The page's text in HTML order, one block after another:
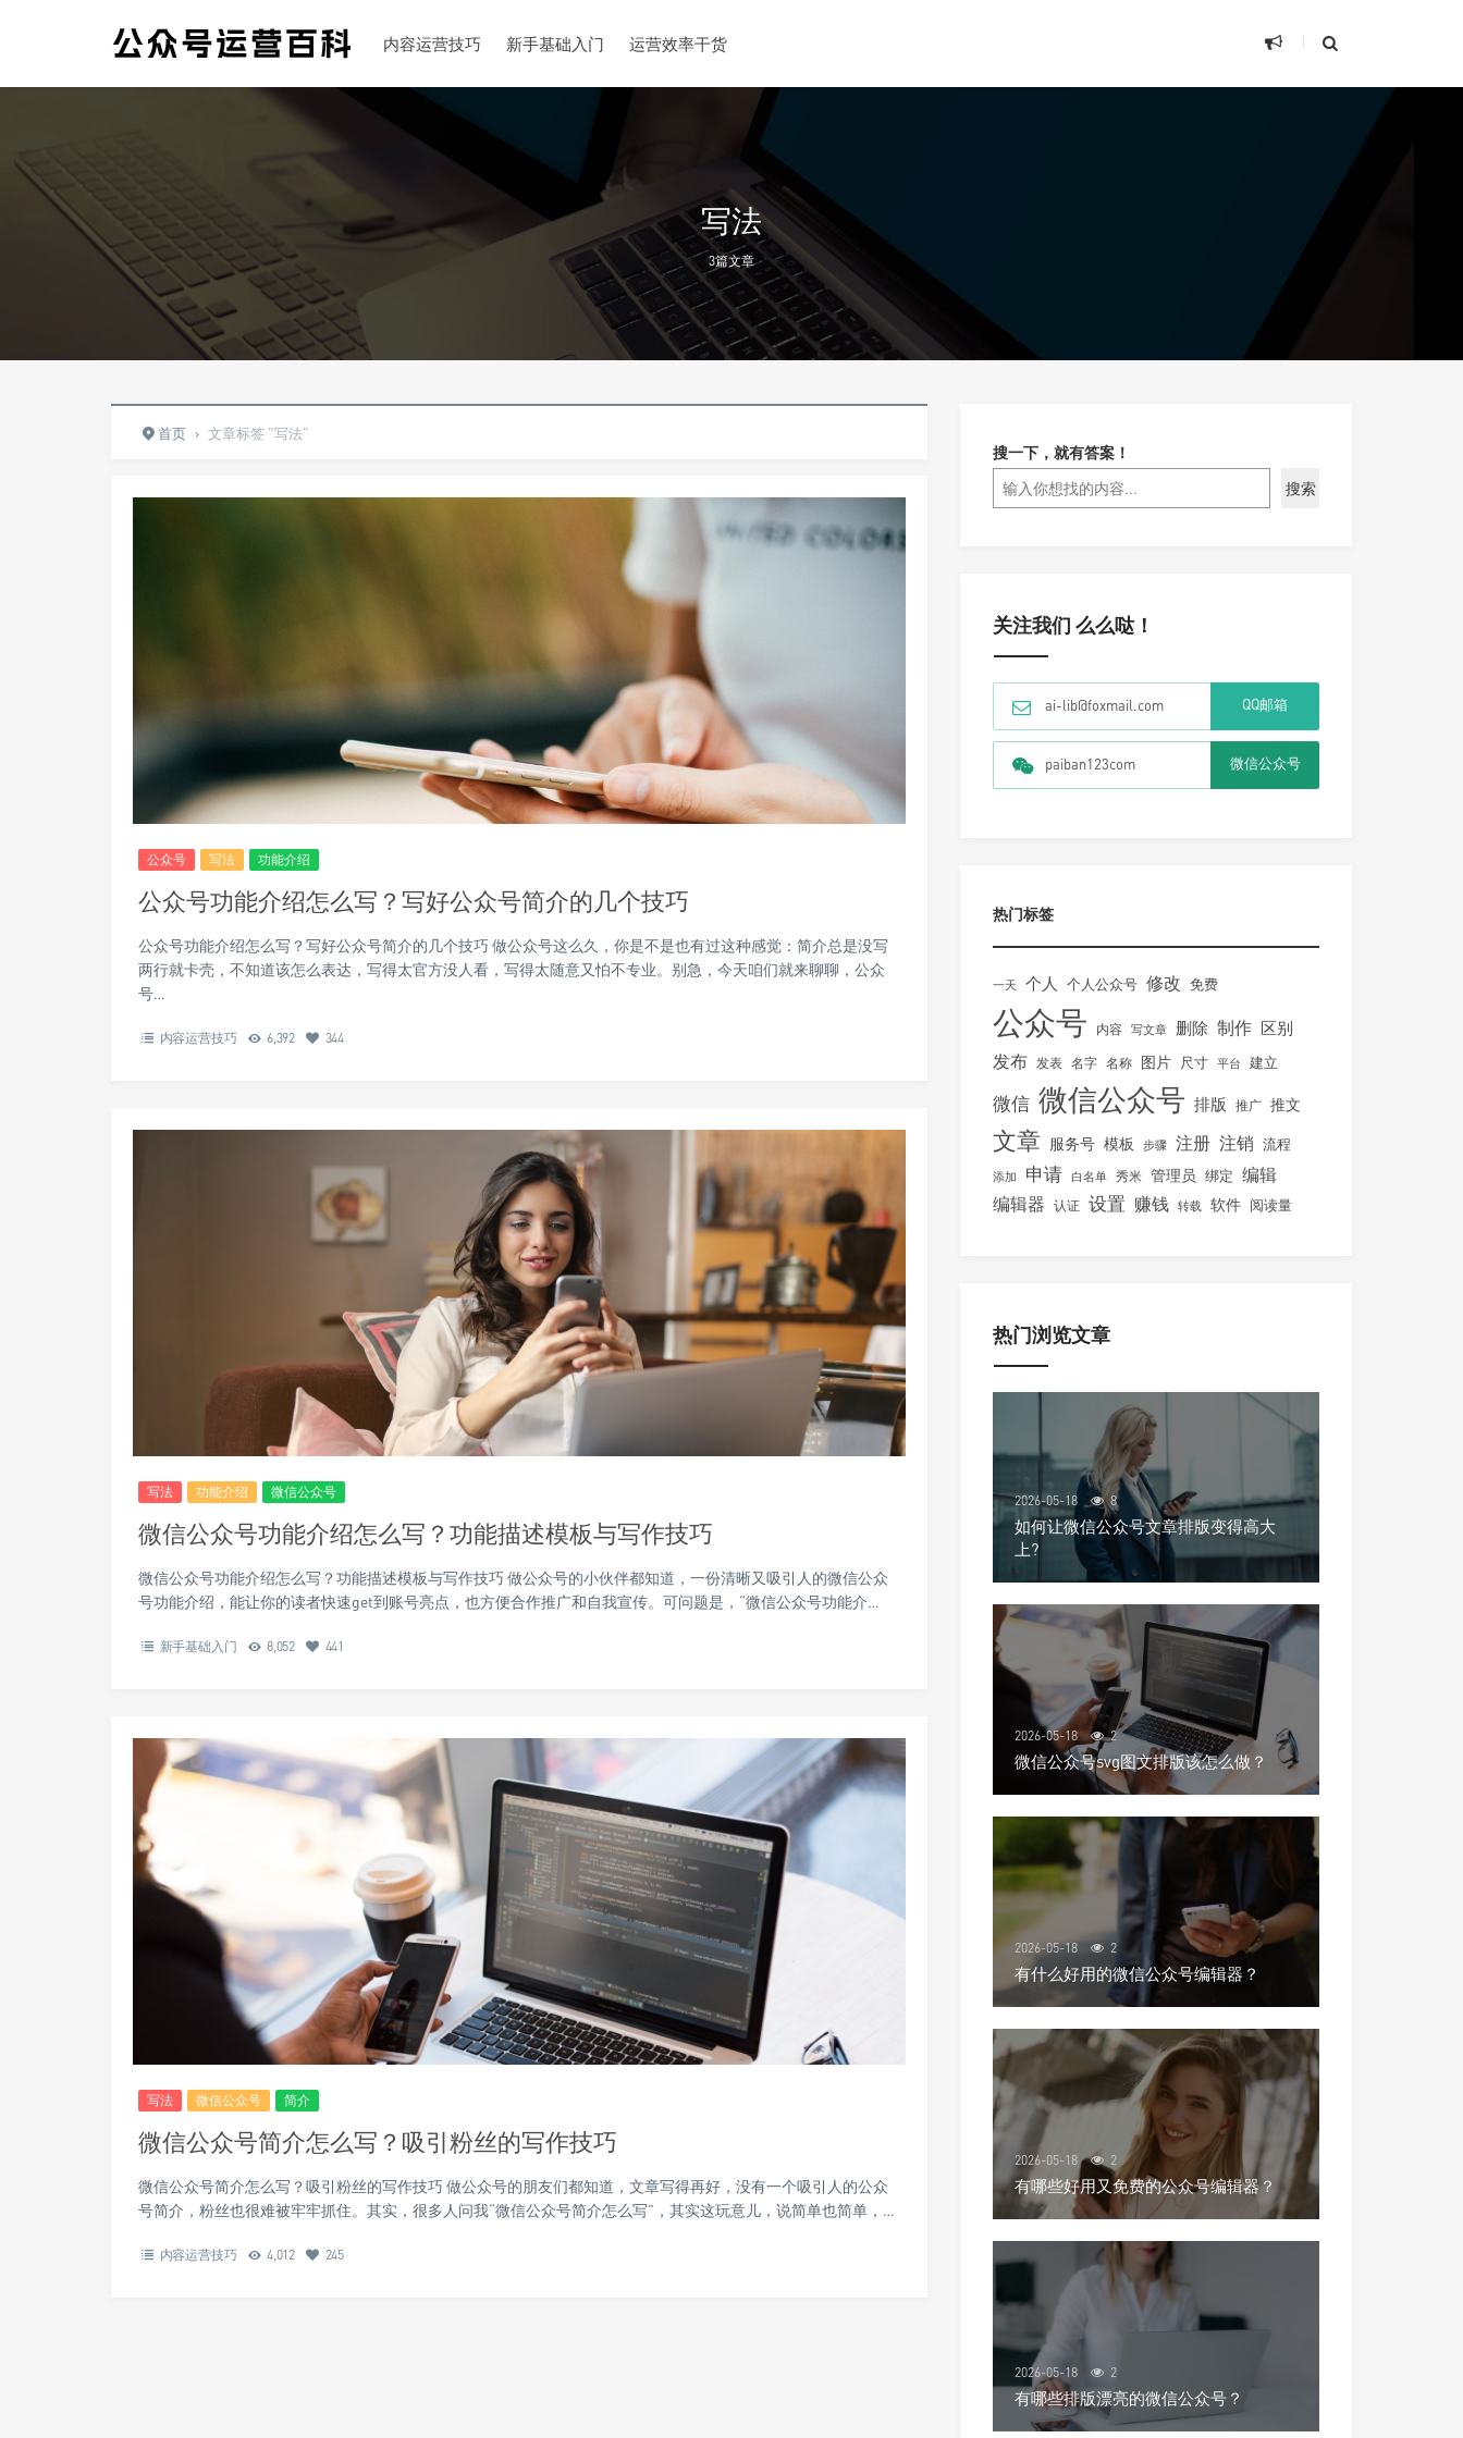
内容运营技巧 新手基础入门 运营效率干货
写法
3篇文章
首页 › 文章标签 "写法"
公众号 写法 功能介绍
公众号功能介绍怎么写？写好公众号简介的几个技巧
公众号功能介绍怎么写？写好公众号简介的几个技巧 做公众号这么久，你是不是也有过这种感觉：简介总是没写
两行就卡壳，不知道该怎么表达，写得太官方没人看，写得太随意又怕不专业。别急，今天咱们就来聊聊，公众
号…
内容运营技巧 6,392 344
写法 功能介绍 微信公众号
微信公众号功能介绍怎么写？功能描述模板与写作技巧
微信公众号功能介绍怎么写？功能描述模板与写作技巧 做公众号的小伙伴都知道，一份清晰又吸引人的微信公众
号功能介绍，能让你的读者快速get到账号亮点，也方便合作推广和自我宣传。可问题是，“微信公众号功能介…
新手基础入门 8,052 441
写法 微信公众号 简介
微信公众号简介怎么写？吸引粉丝的写作技巧
微信公众号简介怎么写？吸引粉丝的写作技巧 做公众号的朋友们都知道，文章写得再好，没有一个吸引人的公众
号简介，粉丝也很难被牢牢抓住。其实，很多人问我“微信公众号简介怎么写”，其实这玩意儿，说简单也简单，…
内容运营技巧 4,012 245
搜一下，就有答案！
搜索
关注我们 么么哒！
ai-lib@foxmail.com QQ邮箱
paiban123com 微信公众号
热门标签
一天 个人 个人公众号 修改 免费
公众号 内容 写文章 删除 制作 区别
发布 发表 名字 名称 图片 尺寸 平台 建立
微信 微信公众号 排版 推广 推文
文章 服务号 模板 步骤 注册 注销 流程
添加 申请 白名单 秀米 管理员 绑定 编辑
编辑器
认证 设置 赚钱 转载 软件 阅读量
热门浏览文章
2026-05-18 8
如何让微信公众号文章排版变得高大
上?
2026-05-18 2
微信公众号svg图文排版该怎么做？
2026-05-18 2
有什么好用的微信公众号编辑器？
2026-05-18 2
有哪些好用又免费的公众号编辑器？
2026-05-18 2
有哪些排版漂亮的微信公众号？